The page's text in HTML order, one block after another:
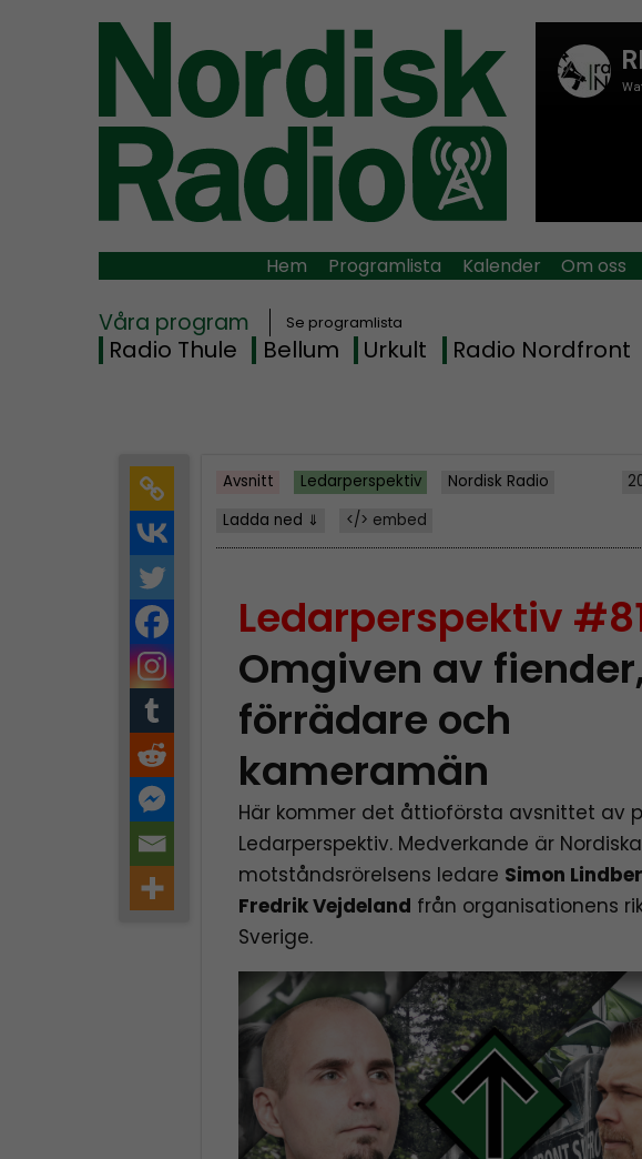
Hem Programlista Kalender Om oss
Våra program Se programlista
Radio Thule Bellum Urkult Radio Nordfront
Avsnitt Ledarperspektiv Nordisk Radio
Ladda ned ⇓
</> embed
Ledarperspektiv
Omgiven av
förrädare och
kameramän
Här kommer det åttioförsta avsnittet av
Ledarperspektiv. Medverkande är Nordiska
motståndsrörelsens ledare Simon
Fredrik Vejdeland från organisationens
Sverige.